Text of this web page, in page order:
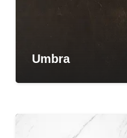
Umbra